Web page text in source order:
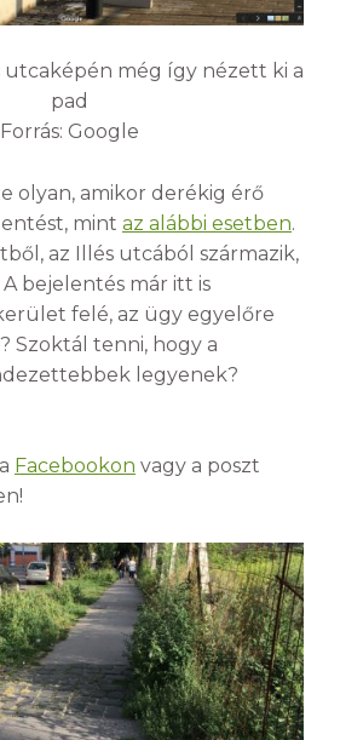
utcaképén még így nézett ki a
pad
Forrás: Google
olyan, amikor derékig érő
mint az alábbi esetben.
az Illés utcából származik,
bejelentés már itt is
felé, az ügy egyelőre
Szoktál tenni, hogy a
legyenek?
Facebookon vagy a poszt